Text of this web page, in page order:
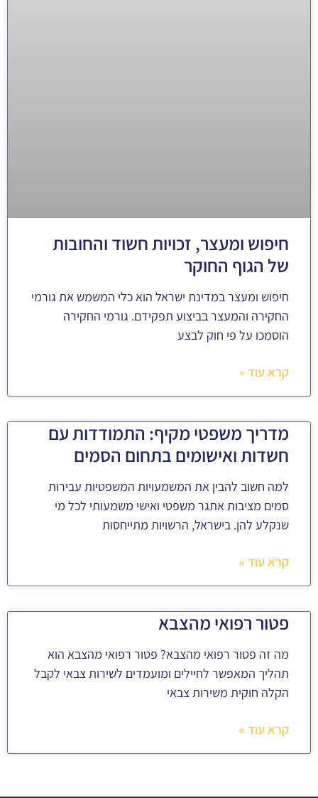
חיפוש ומעצר, זכויות חשוד והחובות
של הגוף החוקר
חיפוש ומעצר במדינת ישראל הוא כלי המשמש את גורמי
החקירה והמעצר בביצוע תפקידם. גורמי החקירה
הוסמכו על פי חוק לבצע
קרא עוד »
מדריך משפטי מקיף: התמודדות עם
חשדות ואישומים בתחום הסמים
למה חשוב להבין את המשמעויות המשפטיות עבירות
סמים מציבות אתגר משפטי ואישי משמעותי לכל מי
שנקלע להן. בישראל, הרשויות מתייחסות
קרא עוד »
פטור רפואי מהצבא
מה זה פטור רפואי מהצבא? פטור רפואי מהצבא הוא
תהליך המאפשר לחיילים ומועמדים לשירות צבאי לקבל
הקלה חוקית משירות צבאי
קרא עוד »